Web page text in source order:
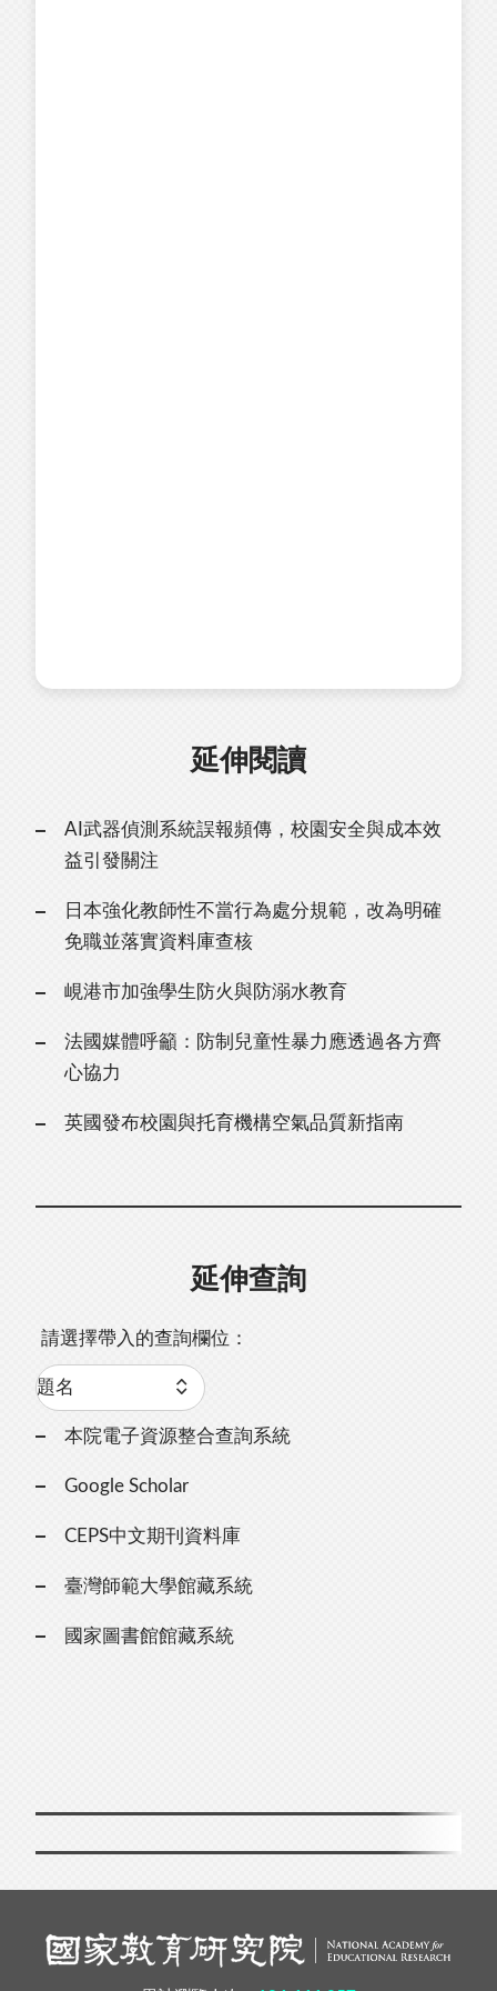
延伸閱讀
AI武器偵測系統誤報頻傳，校園安全與成本效
益引發關注
日本強化教師性不當行為處分規範，改為明確
免職並落實資料庫查核
峴港市加強學生防火與防溺水教育
法國媒體呼籲：防制兒童性暴力應透過各方齊
心協力
英國發布校園與托育機構空氣品質新指南
延伸查詢
請選擇帶入的查詢欄位：
本院電子資源整合查詢系統
Google Scholar
CEPS中文期刊資料庫
臺灣師範大學館藏系統
國家圖書館館藏系統